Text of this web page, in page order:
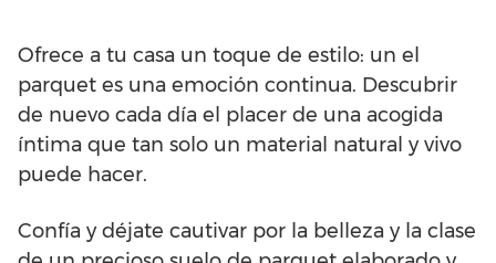
Ofrece a tu casa un toque de estilo: un el
parquet es una emoción continua. Descubrir
de nuevo cada día el placer de una acogida
íntima que tan solo un material natural y vivo
puede hacer.
Confía y déjate cautivar por la belleza y la clase